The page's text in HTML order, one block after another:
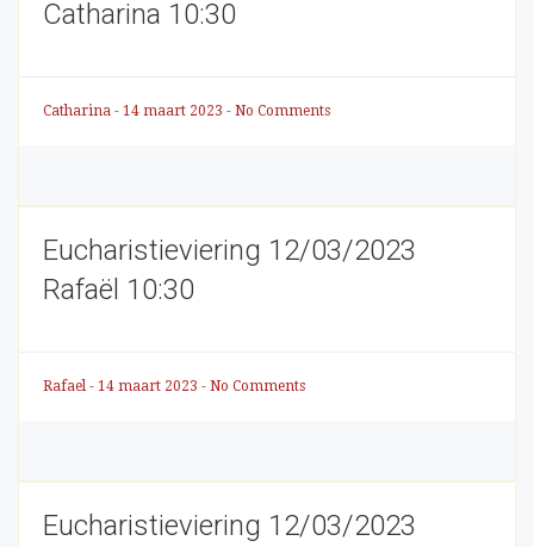
Catharina 10:30
Catharina - 14 maart 2023 - No Comments
Eucharistieviering 12/03/2023
Rafaël 10:30
Rafael - 14 maart 2023 - No Comments
Eucharistieviering 12/03/2023